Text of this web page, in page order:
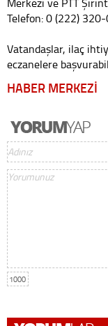
Telefon: 0 (222)
Vatandaşlar, ilaç
eczanelere
HABER MERKEZİ
1000